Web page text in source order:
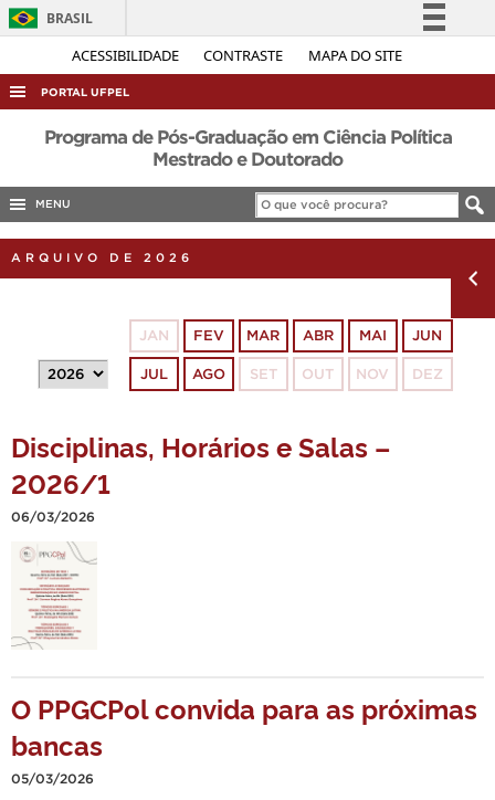
ACESSIBILIDADE CONTRASTE MAPA DO SITE
BRASIL
Simplifique!
Acesso à informação
Legislação
Canais
PORTAL UFPEL
ACESSO À INFORMAÇÃO
COBALTO
CONCURSOS
EDITAIS
INTERNACIONAL
PORTARIAS
Programa de Pós-Graduação em Ciência Política
Mestrado e Doutorado
MENU
ARQUIVO DE 2026
JAN FEV MAR ABR MAI JUN
JUL AGO SET OUT NOV DEZ
Disciplinas, Horários e Salas –
2026/1
06/03/2026
O PPGCPol convida para as próximas
bancas
05/03/2026